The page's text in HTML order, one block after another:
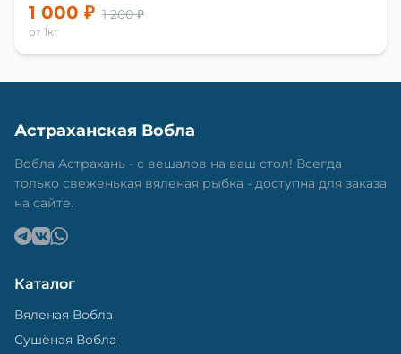
1 000 ₽ 1 200 ₽
от 1кг
Астраханская Вобла
Вобла Астрахань - с вешалов на ваш стол! Всегда
только свеженькая вяленая рыбка - доступна для заказа
на сайте.
Каталог
Вяленая Вобла
Сушёная Вобла